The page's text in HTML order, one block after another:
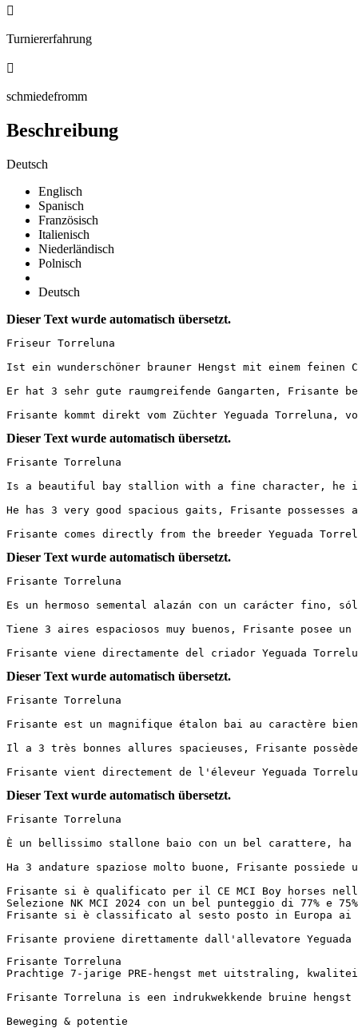

Turniererfahrung

schmiedefromm
Beschreibung
Deutsch
Englisch
Spanisch
Französisch
Italienisch
Niederländisch
Polnisch
Deutsch
Dieser Text wurde automatisch übersetzt.
Friseur Torreluna
Ist ein wunderschöner brauner Hengst mit einem
Er hat 3 sehr gute raumgreifende Gangarten,
Frisante kommt direkt vom Züchter Yeguada Torreluna,
Dieser Text wurde automatisch übersetzt.
Frisante Torreluna
Is a beautiful bay stallion with a fine character, he is
He has 3 very good spacious gaits, Frisante
Frisante comes directly from the breeder Yeguada
Dieser Text wurde automatisch übersetzt.
Frisante Torreluna
Es un hermoso semental alazán con un carácter fino,
Tiene 3 aires espaciosos muy buenos, Frisante posee
Frisante viene directamente del criador Yeguada
Dieser Text wurde automatisch übersetzt.
Frisante Torreluna
Frisante est un magnifique étalon bai au caractère
Il a 3 très bonnes allures spacieuses, Frisante
Frisante vient directement de l'éleveur Yeguada
Dieser Text wurde automatisch übersetzt.
Frisante Torreluna
È un bellissimo stallone baio con un bel carattere,
Ha 3 andature spaziose molto buone, Frisante
Frisante si è qualificato per il CE MCI Boy horses
Selezione NK MCI 2024 con un bel punteggio di 77% e
Frisante si è classificato al sesto posto in Europa ai
Frisante proviene direttamente dall'allevatore Yeguada
Frisante Torreluna
Prachtige 7-jarige PRE-hengst met uitstraling,
Frisante Torreluna is een indrukwekkende bruine
Beweging & potentie